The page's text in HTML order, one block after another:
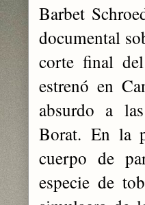
Barbet
documental
corte final
estrenó en
absurdo a
Borat.En la
cuerpo de
especie de